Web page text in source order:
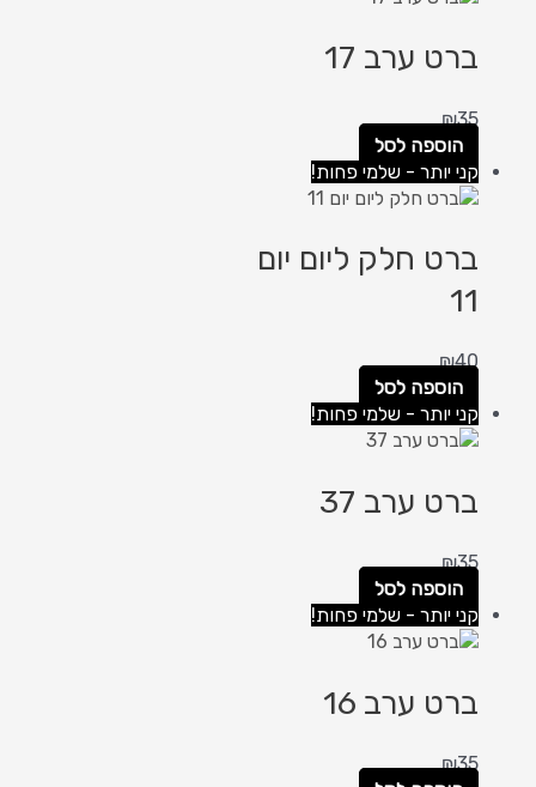
ברט ערב 17
₪35
הוספה לסל
קני יותר - שלמי פחות!
ברט חלק ליום יום
11
₪40
הוספה לסל
קני יותר - שלמי פחות!
ברט ערב 37
₪35
הוספה לסל
קני יותר - שלמי פחות!
ברט ערב 16
₪35